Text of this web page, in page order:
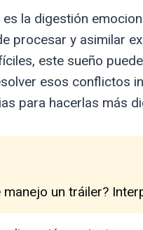
la digestión
procesar y asimilar
este sueño
esos conflictos
para hacerlas más
manejo un tráiler?